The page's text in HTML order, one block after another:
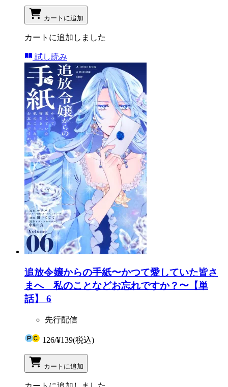
カートに追加
カートに追加しました
試し読み
追放令嬢からの手紙〜かつて愛していた皆さ
まへ 私のことなどお忘れですか？〜【単
話】 6
先行配信
126/¥139(税込)
カートに追加